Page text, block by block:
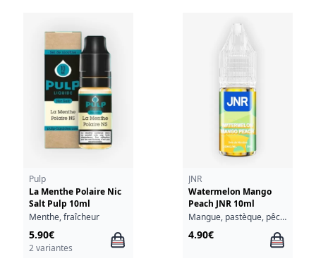
Pulp
La Menthe Polaire Nic
Salt Pulp 10ml
Menthe, fraîcheur
5.90€
2 variantes
JNR
Watermelon Mango
Peach JNR 10ml
Mangue, pastèque, pêche
4.90€